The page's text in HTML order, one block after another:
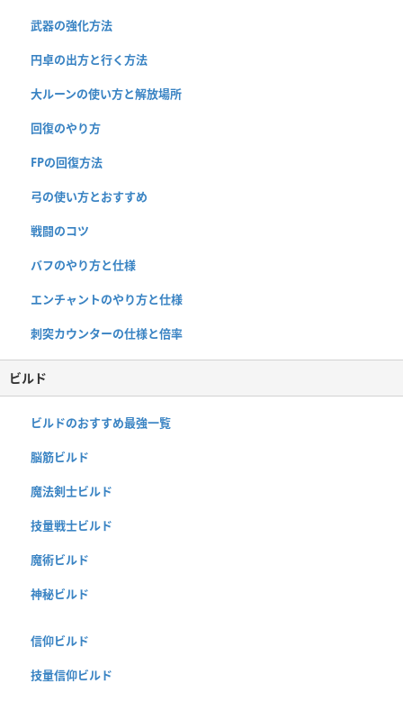
武器の強化方法
円卓の出方と行く方法
大ルーンの使い方と解放場所
回復のやり方
FPの回復方法
弓の使い方とおすすめ
戦闘のコツ
バフのやり方と仕様
エンチャントのやり方と仕様
刺突カウンターの仕様と倍率
ビルド
ビルドのおすすめ最強一覧
脳筋ビルド
魔法剣士ビルド
技量戦士ビルド
魔術ビルド
神秘ビルド
信仰ビルド
技量信仰ビルド